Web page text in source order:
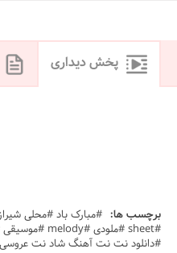
پخش دیداری
برچسب ها: #مبارک باد #محلی
#دانلود نت نت آهنگ شاد نت عروسی